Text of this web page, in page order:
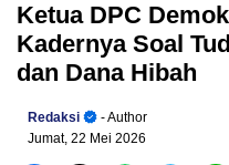
Ketua DPC
Kadernya Soal
dan Dana Hibah
Redaksi
- Author
Jumat, 22 Mei 2026